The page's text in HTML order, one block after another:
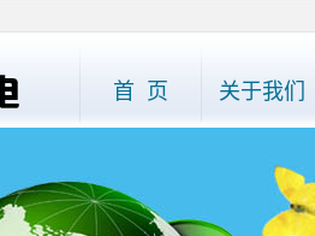
首 页 关于我们